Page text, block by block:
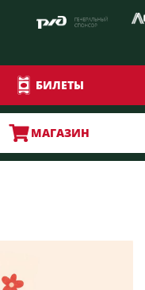
БИЛЕТЫ
МАГАЗИН